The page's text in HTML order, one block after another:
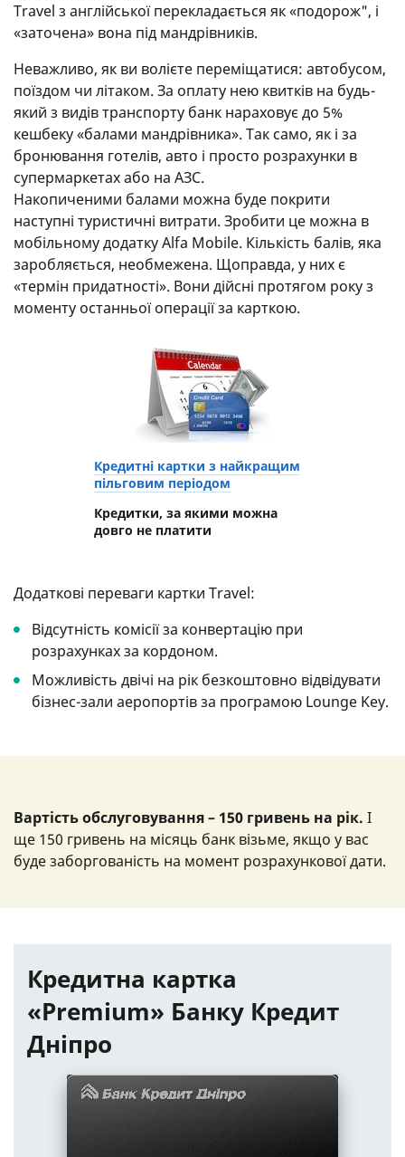
Travel з англійської перекладається як «подорож", і
«заточена» вона під мандрівників.
Неважливо, як ви волієте переміщатися: автобусом,
поїздом чи літаком. За оплату нею квитків на будь-
який з видів транспорту банк нараховує до 5%
кешбеку «балами мандрівника». Так само, як і за
бронювання готелів, авто і просто розрахунки в
супермаркетах або на АЗС.
Накопиченими балами можна буде покрити
наступні туристичні витрати. Зробити це можна в
мобільному додатку Alfa Mobile. Кількість балів, яка
заробляється, необмежена. Щоправда, у них є
«термін придатності». Вони дійсні протягом року з
моменту останньої операції за карткою.
Кредитні картки з найкращим
пільговим періодом
Кредитки, за якими можна
довго не платити
Додаткові переваги картки Travel:
Відсутність комісії за конвертацію при
розрахунках за кордоном.
Можливість двічі на рік безкоштовно відвідувати
бізнес-зали аеропортів за програмою Lounge Key.
Вартість обслуговування – 150 гривень на рік. І
ще 150 гривень на місяць банк візьме, якщо у вас
буде заборгованість на момент розрахункової дати.
Кредитна картка
«Premium» Банку Кредит
Дніпро